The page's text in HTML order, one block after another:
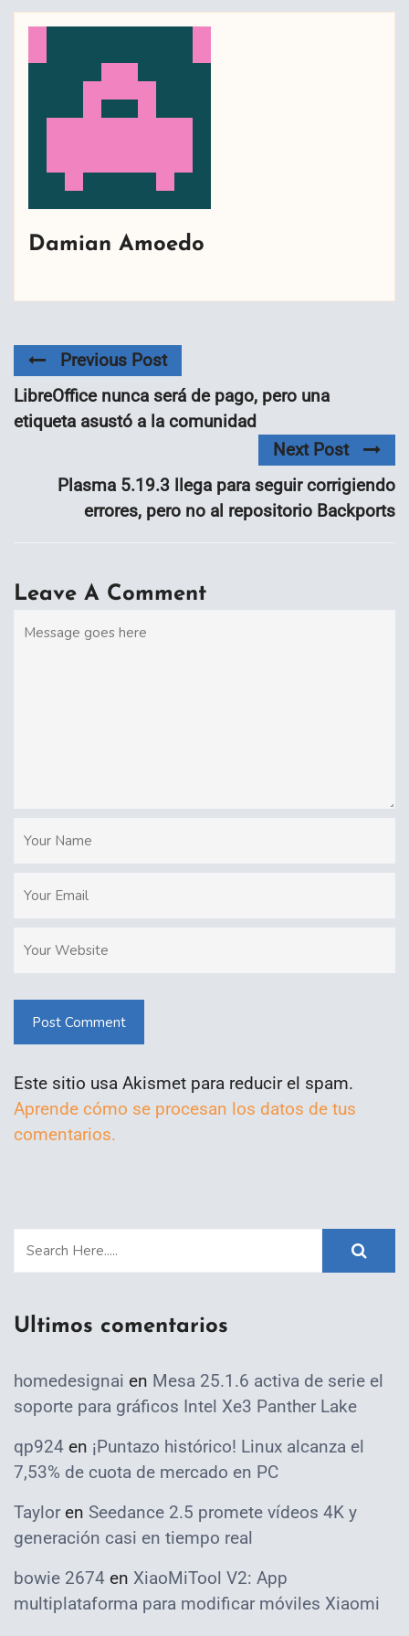
Damian Amoedo
Previous Post
LibreOffice nunca será de pago, pero una
etiqueta asustó a la comunidad
Next Post
Plasma 5.19.3 llega para seguir corrigiendo
errores, pero no al repositorio Backports
Leave A Comment
Post Comment
Este sitio usa Akismet para reducir el spam.
Aprende cómo se procesan los datos de tus
comentarios.
Ultimos comentarios
homedesignai en Mesa 25.1.6 activa de serie el
soporte para gráficos Intel Xe3 Panther Lake
qp924 en ¡Puntazo histórico! Linux alcanza el
7,53% de cuota de mercado en PC
Taylor en Seedance 2.5 promete vídeos 4K y
generación casi en tiempo real
bowie 2674 en XiaoMiTool V2: App
multiplataforma para modificar móviles Xiaomi